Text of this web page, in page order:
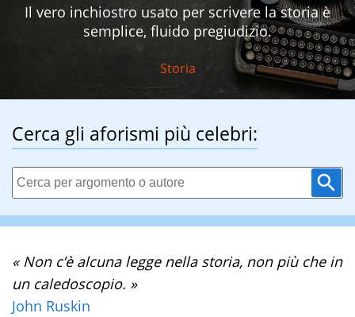
Il vero inchiostro usato per scrivere la storia è
semplice, fluido pregiudizio.
Storia
Cerca gli aforismi più celebri:
« Non c’è alcuna legge nella storia, non più che in
un caledoscopio. »
John Ruskin